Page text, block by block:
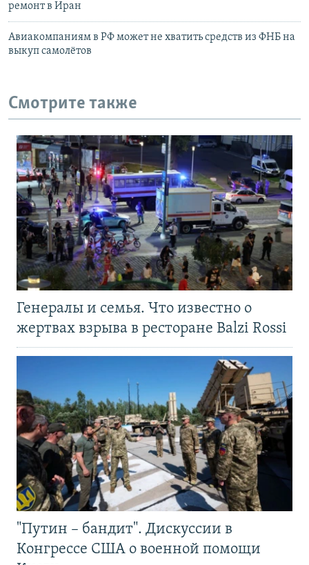
ремонт в Иран
Авиакомпаниям в РФ может не хватить средств из ФНБ на
выкуп самолётов
Смотрите также
Генералы и семья. Что известно о
жертвах взрыва в ресторане Balzi Rossi
"Путин – бандит". Дискуссии в
Конгрессе США о военной помощи